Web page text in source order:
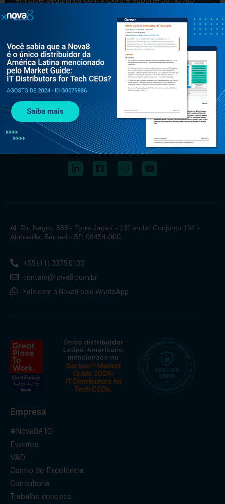
Case real no setor de mineração, com proteção em
nuvem, e-mail e endpoints, ideal para equipes de TI
Leia mais
Al. Rio Negro, 585 - Torre Jaçarí - 13º andar Conjunto 134 -
Alphaville, Barueri - SP, 06454-000
+55 (11) 3375 0133
contato@nova8.com.br
Fale com a Nova8 pelo WhatsApp
Empresa
#Nova8é10!
Eventos
VAD
Centro de Excelência
Consultoria
Trabalhe conosco
Saiba mais